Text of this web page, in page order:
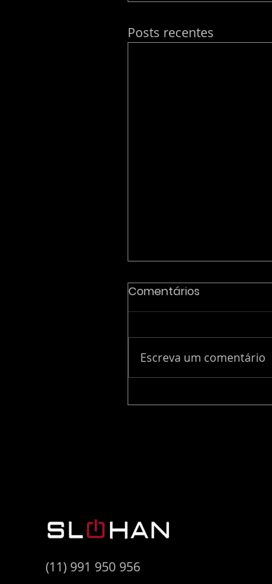
Posts recentes
O "Custo Invisível"
Comentários
Escreva um comentário
(11) 991 950 956